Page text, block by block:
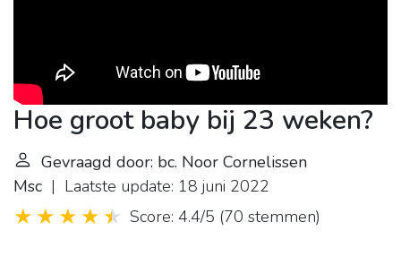
Hoe groot baby bij 23 weken?
Gevraagd door: bc. Noor Cornelissen
Msc | Laatste update: 18 juni 2022
Score: 4.4/5 (70 stemmen)